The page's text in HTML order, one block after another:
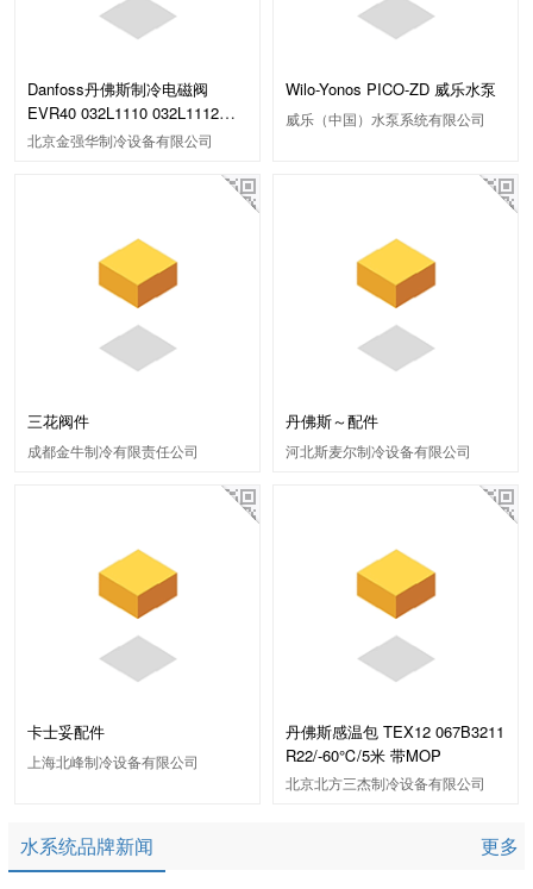
Danfoss丹佛斯制冷电磁阀
EVR40 032L1110 032L1112
42/54mm 焊口
北京金强华制冷设备有限公司
Wilo-Yonos PICO-ZD 威乐水泵
威乐（中国）水泵系统有限公司
三花阀件
成都金牛制冷有限责任公司
丹佛斯～配件
河北斯麦尔制冷设备有限公司
卡士妥配件
上海北峰制冷设备有限公司
丹佛斯感温包 TEX12 067B3211
R22/-60℃/5米 带MOP
北京北方三杰制冷设备有限公司
水系统品牌新闻 更多